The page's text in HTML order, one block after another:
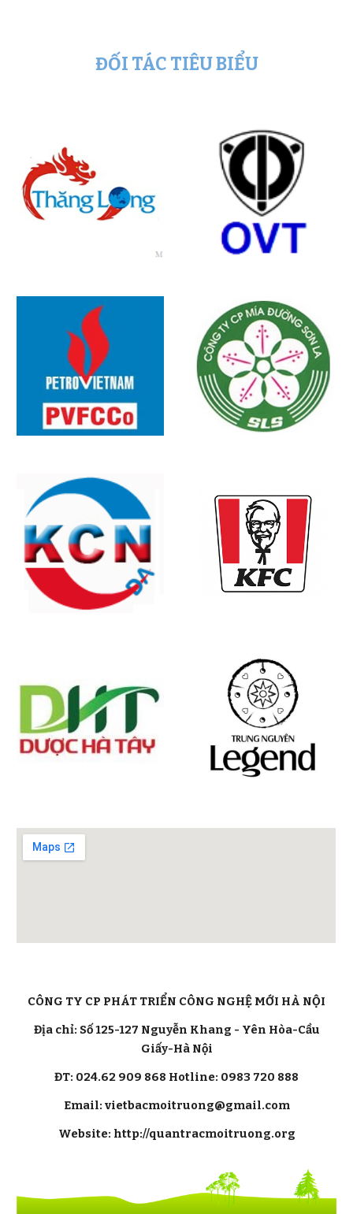
ĐỐI TÁC TIÊU BIỂU
CÔNG TY CP PHÁT TRIỂN CÔNG NGHỆ MỚI HÀ NỘI
Địa chỉ: Số 125-127 Nguyễn Khang - Yên Hòa-Cầu
Giấy-Hà Nội
ĐT: 024.62 909 868 Hotline: 0983 720 888
Email: vietbacmoitruong@gmail.com
Website: http://quantracmoitruong.org